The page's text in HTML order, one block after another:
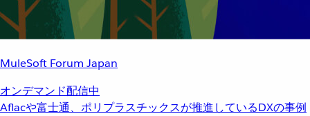
MuleSoft Forum Japan
オンデマンド配信中
Aflacや富士通、ポリプラスチックスが推進しているDXの事例